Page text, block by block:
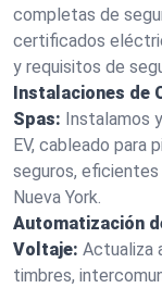
completas de
certificados
y requisitos de
Instalaciones de
Spas: Instalamos
EV, cableado para
seguros,
Nueva York.
Automatización
Voltaje: Actualiza
timbres,